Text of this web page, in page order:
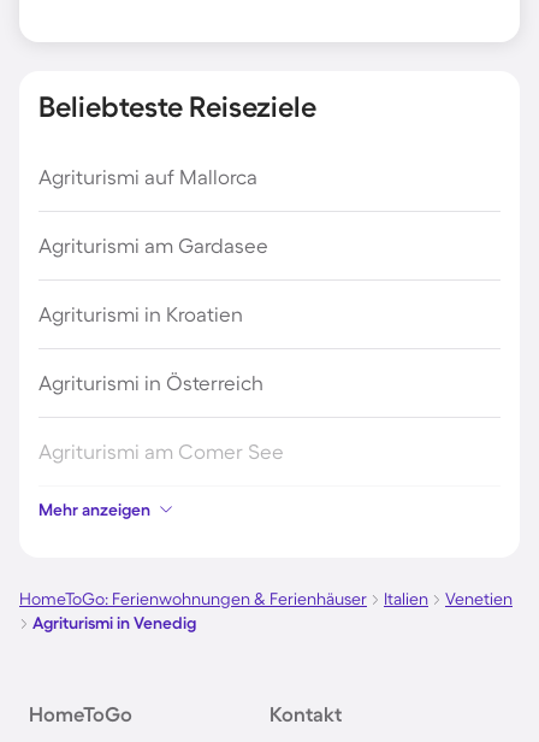
Beliebteste Reiseziele
Agriturismi auf Mallorca
Agriturismi am Gardasee
Agriturismi in Kroatien
Agriturismi in Österreich
Agriturismi am Comer See
Agriturismi in Italien
Agriturismi auf Sardinien
Agriturismi in der Toskana
Mehr anzeigen
HomeToGo: Ferienwohnungen & Ferienhäuser Italien
Venetien
Agriturismi in Venedig
HomeToGo Kontakt